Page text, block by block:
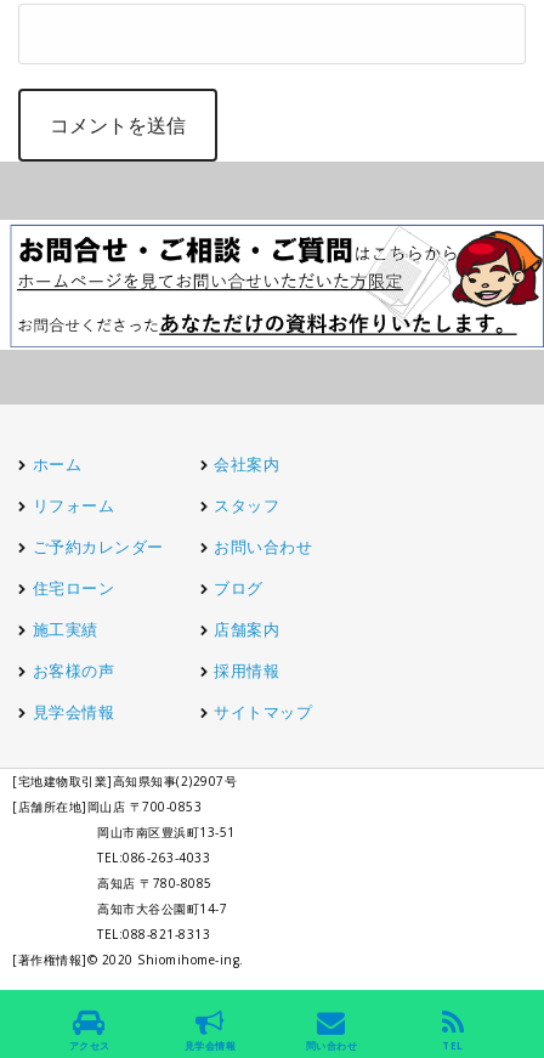
ホーム
リフォーム
ご予約カレンダー
住宅ローン
施工実績
お客様の声
見学会情報
会社案内
スタッフ
お問い合わせ
ブログ
店舗案内
採用情報
サイトマップ
アクセス 見学会情報 問い合わせ TEL